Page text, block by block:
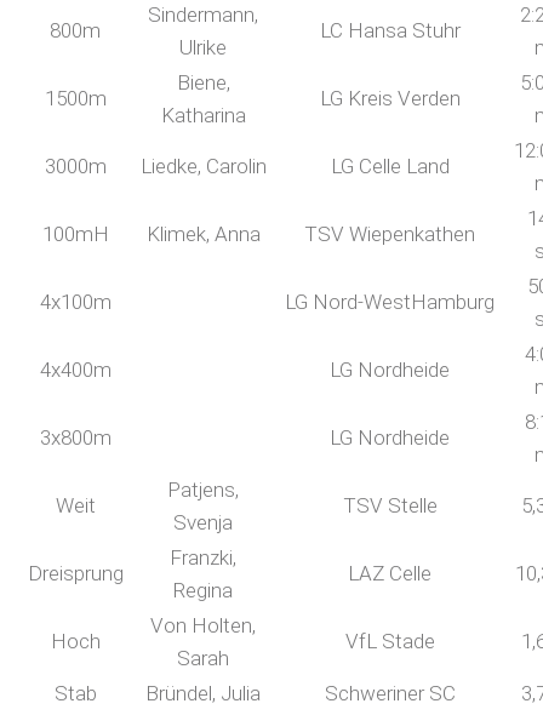
800m
Sindermann,
Ulrike
LC Hansa Stuhr
1500m
Biene,
Katharina
LG Kreis Verden
3000m Liedke, Carolin LG Celle Land
100mH Klimek, Anna TSV Wiepenkathen
4x100m LG Nord-WestHamburg
4x400m LG Nordheide
3x800m LG Nordheide
Weit
Patjens,
Svenja
TSV Stelle
Dreisprung
Franzki,
Regina
LAZ Celle
Hoch
Von Holten,
Sarah
VfL Stade
Stab Bründel, Julia Schweriner SC